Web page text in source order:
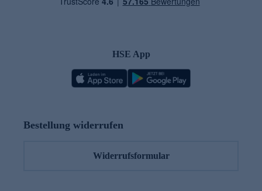
HSE App
Bestellung widerrufen
Widerrufsformular